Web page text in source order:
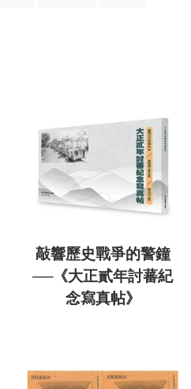
敲響歷史戰爭的警鐘
──《大正貳年討蕃紀
念寫真帖》